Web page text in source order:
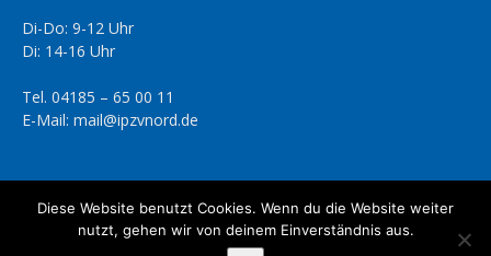
Di-Do: 9-12 Uhr
Di: 14-16 Uhr
Tel. 04185 – 65 00 11
E-Mail: mail@ipzvnord.de
Datenschutzerklärung Impressum
Diese Website benutzt Cookies. Wenn du die Website weiter
nutzt, gehen wir von deinem Einverständnis aus.